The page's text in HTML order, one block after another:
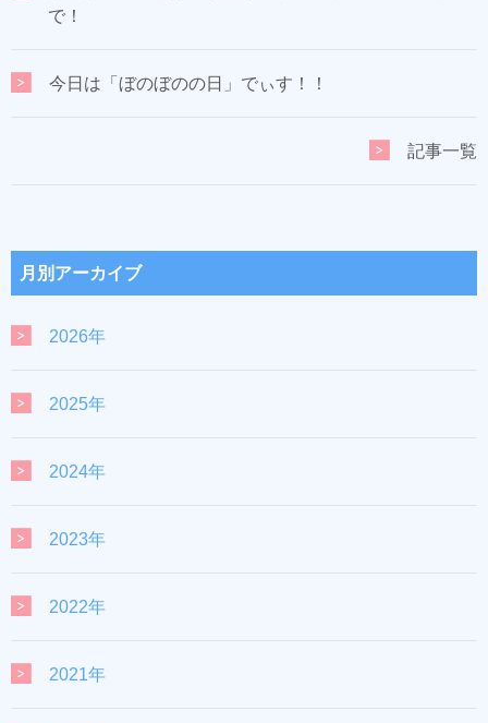
で！
今日は「ぼのぼのの日」でぃす！！
記事一覧
月別アーカイブ
2026年
2025年
2024年
2023年
2022年
2021年